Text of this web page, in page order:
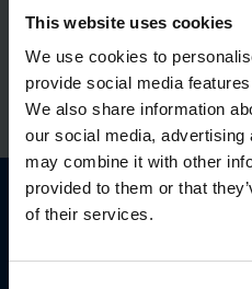
This website uses cookies
We use cookies to
provide social media
We also share information
our social media,
may combine it with other
provided to them or that
of their services.
Tuoteluettelo (eng)
Ota yhteyttä!